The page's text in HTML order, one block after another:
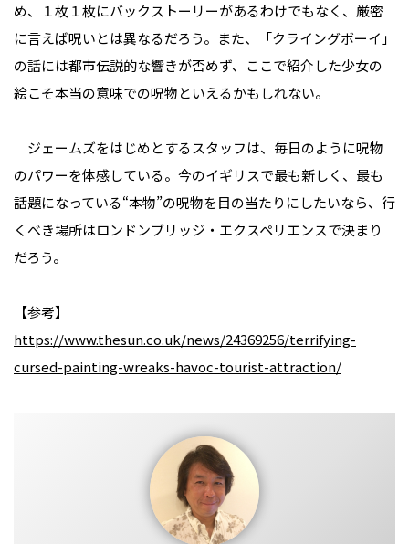
め、１枚１枚にバックストーリーがあるわけでもなく、厳密
に言えば呪いとは異なるだろう。また、「クライングボーイ」
の話には都市伝説的な響きが否めず、ここで紹介した少女の
絵こそ本当の意味での呪物といえるかもしれない。
ジェームズをはじめとするスタッフは、毎日のように呪物
のパワーを体感している。今のイギリスで最も新しく、最も
話題になっている“本物”の呪物を目の当たりにしたいなら、行
くべき場所はロンドンブリッジ・エクスペリエンスで決まり
だろう。
【参考】
https://www.thesun.co.uk/news/24369256/terrifying-
cursed-painting-wreaks-havoc-tourist-attraction/